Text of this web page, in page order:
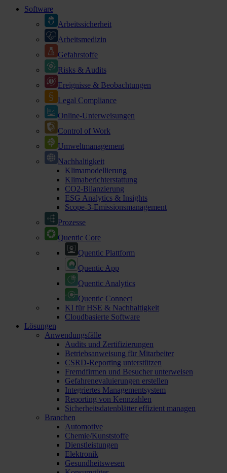
Software
Arbeitssicherheit
Arbeitsmedizin
Gefahrstoffe
Risks & Audits
Ereignisse & Beobachtungen
Legal Compliance
Online-Unterweisungen
Control of Work
Umweltmanagement
Nachhaltigkeit
Klimamodellierung
Klimaberichterstattung
CO2-Bilanzierung
ESG Analytics & Insights
Scope-3-Emissionsmanagement
Prozesse
Quentic Core
Quentic Plattform
Quentic App
Quentic Analytics
Quentic Connect
KI für HSE & Nachhaltigkeit
Cloudbasierte Software
Lösungen
Anwendungsfälle
Audits und Zertifizierungen
Betriebsanweisung für Mitarbeiter
CSRD-Reporting unterstützen
Fremdfirmen und Besucher unterweisen
Gefahrenevaluierungen erstellen
Integriertes Managementsystem
Reporting von Kennzahlen
Sicherheitsdatenblätter effizient managen
Branchen
Automotive
Chemie/Kunststoffe
Dienstleistungen
Elektronik
Gesundheitswesen